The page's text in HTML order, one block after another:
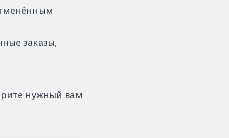
заказы,
нужный вам